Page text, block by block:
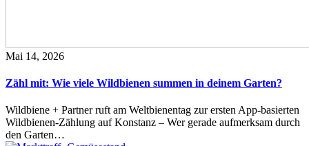
Mai 14, 2026
Zähl mit: Wie viele Wildbienen summen in deinem Garten?
Wildbiene + Partner ruft am Weltbienentag zur ersten App-basierten
Wildbienen-Zählung auf Konstanz – Wer gerade aufmerksam durch
den Garten…